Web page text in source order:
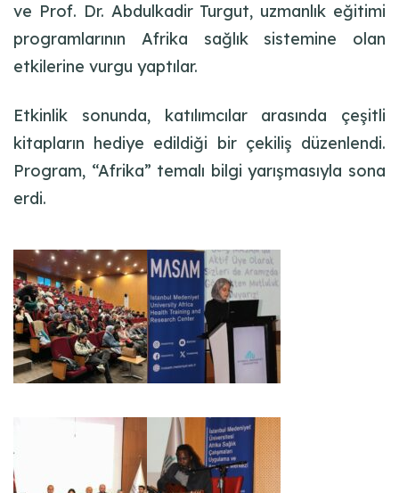
ve Prof. Dr. Abdulkadir Turgut, uzmanlık eğitimi
programlarının Afrika sağlık sistemine olan
etkilerine vurgu yaptılar.
Etkinlik sonunda, katılımcılar arasında çeşitli
kitapların hediye edildiği bir çekiliş düzenlendi.
Program, “Afrika” temalı bilgi yarışmasıyla sona
erdi.